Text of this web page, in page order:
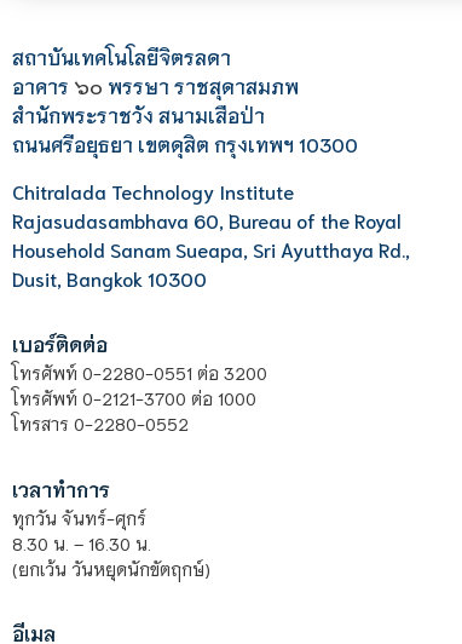
สถาบันเทคโนโลยีจิตรลดา
อาคาร ๖๐ พรรษา ราชสุดาสมภพ
สำนักพระราชวัง สนามเสือป่า
ถนนศรีอยุธยา เขตดุสิต กรุงเทพฯ 10300
Chitralada Technology Institute
Rajasudasambhava 60, Bureau of the Royal
Household Sanam Sueapa, Sri Ayutthaya Rd.,
Dusit, Bangkok 10300
เบอร์ติดต่อ
โทรศัพท์ 0-2280-0551 ต่อ 3200
โทรศัพท์ 0-2121-3700 ต่อ 1000
โทรสาร 0-2280-0552
เวลาทำการ
ทุกวัน จันทร์-ศุกร์
8.30 น. – 16.30 น.
(ยกเว้น วันหยุดนักขัตฤกษ์)
อีเมล